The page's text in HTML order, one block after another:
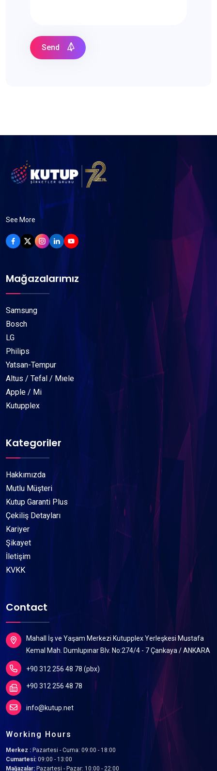
Send
See More
Mağazalarımız
Samsung
Bosch
LG
Philips
Yatsan-Tempur
Altus / Tefal / Mıele
Apple / Mi
Kutupplex
Kategoriler
Hakkımızda
Mutlu Müşteri
Kutup Garanti Plus
Çekiliş Detayları
Kariyer
Şikayet
İletişim
KVKK
Contact
Mahall İş ve Yaşam Merkezi Kutupplex Yerleşkesi Mustafa
Kemal Mah. Dumlupınar Blv. No:274/4 - 7 Çankaya / ANKARA
+90 312 256 48 78 (pbx)
+90 312 256 48 78
info@kutup.net
Working Hours
Merkez : Pazartesi - Cuma: 09:00 - 18:00
Cumartesi: 09:00 - 13:00
Mağazalar: Pazartesi - Pazar: 10:00 - 22:00